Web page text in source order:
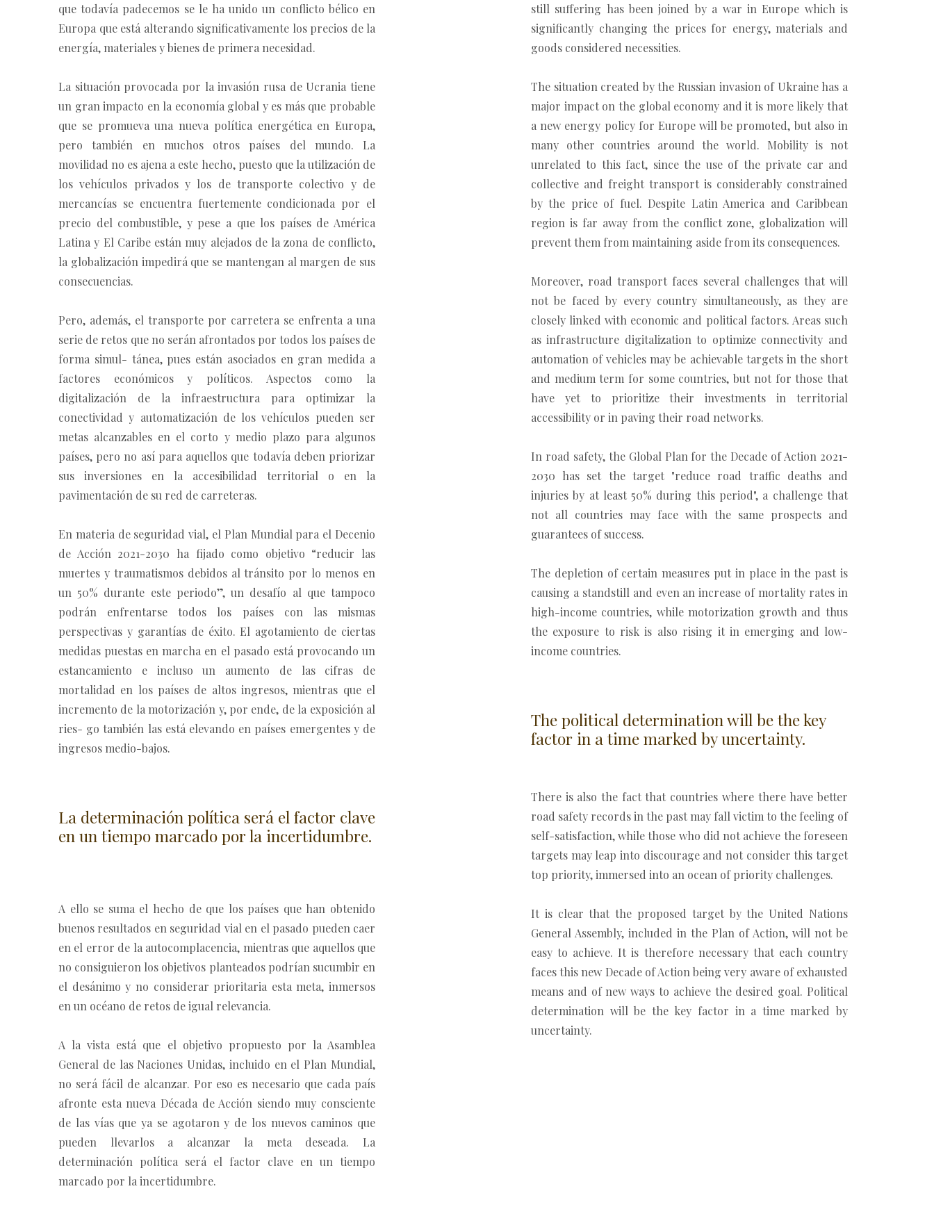
que todavía padecemos se le ha unido un conflicto bélico en
Europa que está alterando significativamente los precios de la
energía, materiales y bienes de primera necesidad.
La situación provocada por la invasión rusa de Ucrania tiene
un gran impacto en la economía global y es más que probable
que se promueva una nueva política energética en Europa,
pero también en muchos otros países del mundo. La
movilidad no es ajena a este hecho, puesto que la utilización de
los vehículos privados y los de transporte colectivo y de
mercancías se encuentra fuertemente condicionada por el
precio del combustible, y pese a que los países de América
Latina y El Caribe están muy alejados de la zona de conflicto,
la globalización impedirá que se mantengan al margen de sus
consecuencias.
Pero, además, el transporte por carretera se enfrenta a una
serie de retos que no serán afrontados por todos los países de
forma simul- tánea, pues están asociados en gran medida a
factores económicos y políticos. Aspectos como la
digitalización de la infraestructura para optimizar la
conectividad y automatización de los vehículos pueden ser
metas alcanzables en el corto y medio plazo para algunos
países, pero no así para aquellos que todavía deben priorizar
sus inversiones en la accesibilidad territorial o en la
pavimentación de su red de carreteras.
En materia de seguridad vial, el Plan Mundial para el Decenio
de Acción 2021-2030 ha fijado como objetivo “reducir las
muertes y traumatismos debidos al tránsito por lo menos en
un 50% durante este periodo”, un desafío al que tampoco
podrán enfrentarse todos los países con las mismas
perspectivas y garantías de éxito. El agotamiento de ciertas
medidas puestas en marcha en el pasado está provocando un
estancamiento e incluso un aumento de las cifras de
mortalidad en los países de altos ingresos, mientras que el
incremento de la motorización y, por ende, de la exposición al
ries- go también las está elevando en países emergentes y de
ingresos medio-bajos.
La determinación política será el factor clave
en un tiempo marcado por la incertidumbre.
A ello se suma el hecho de que los países que han obtenido
buenos resultados en seguridad vial en el pasado pueden caer
en el error de la autocomplacencia, mientras que aquellos que
no consiguieron los objetivos planteados podrían sucumbir en
el desánimo y no considerar prioritaria esta meta, inmersos
en un océano de retos de igual relevancia.
A la vista está que el objetivo propuesto por la Asamblea
General de las Naciones Unidas, incluido en el Plan Mundial,
no será fácil de alcanzar. Por eso es necesario que cada país
afronte esta nueva Década de Acción siendo muy consciente
de las vías que ya se agotaron y de los nuevos caminos que
pueden llevarlos a alcanzar la meta deseada. La
determinación política será el factor clave en un tiempo
marcado por la incertidumbre.
still suffering has been joined by a war in Europe which is
significantly changing the prices for energy, materials and
goods considered necessities.
The situation created by the Russian invasion of Ukraine has a
major impact on the global economy and it is more likely that
a new energy policy for Europe will be promoted, but also in
many other countries around the world. Mobility is not
unrelated to this fact, since the use of the private car and
collective and freight transport is considerably constrained
by the price of fuel. Despite Latin America and Caribbean
region is far away from the conflict zone, globalization will
prevent them from maintaining aside from its consequences.
Moreover, road transport faces several challenges that will
not be faced by every country simultaneously, as they are
closely linked with economic and political factors. Areas such
as infrastructure digitalization to optimize connectivity and
automation of vehicles may be achievable targets in the short
and medium term for some countries, but not for those that
have yet to prioritize their investments in territorial
accessibility or in paving their road networks.
In road safety, the Global Plan for the Decade of Action 2021-
2030 has set the target "reduce road traffic deaths and
injuries by at least 50% during this period", a challenge that
not all countries may face with the same prospects and
guarantees of success.
The depletion of certain measures put in place in the past is
causing a standstill and even an increase of mortality rates in
high-income countries, while motorization growth and thus
the exposure to risk is also rising it in emerging and low-
income countries.
The political determination will be the key
factor in a time marked by uncertainty.
There is also the fact that countries where there have better
road safety records in the past may fall victim to the feeling of
self-satisfaction, while those who did not achieve the foreseen
targets may leap into discourage and not consider this target
top priority, immersed into an ocean of priority challenges.
It is clear that the proposed target by the United Nations
General Assembly, included in the Plan of Action, will not be
easy to achieve. It is therefore necessary that each country
faces this new Decade of Action being very aware of exhausted
means and of new ways to achieve the desired goal. Political
determination will be the key factor in a time marked by
uncertainty.